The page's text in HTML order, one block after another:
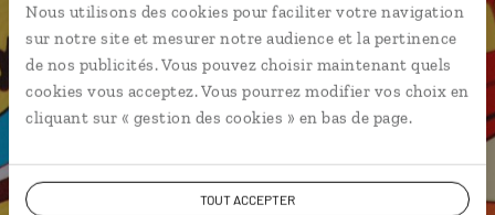
Nous utilisons des cookies pour faciliter votre navigation
sur notre site et mesurer notre audience et la pertinence
de nos publicités. Vous pouvez choisir maintenant quels
cookies vous acceptez. Vous pourrez modifier vos choix en
cliquant sur « gestion des cookies » en bas de page.
TOUT ACCEPTER
Une envie de voyage
particulière ?
Big Five Boulders Beach Le Cap